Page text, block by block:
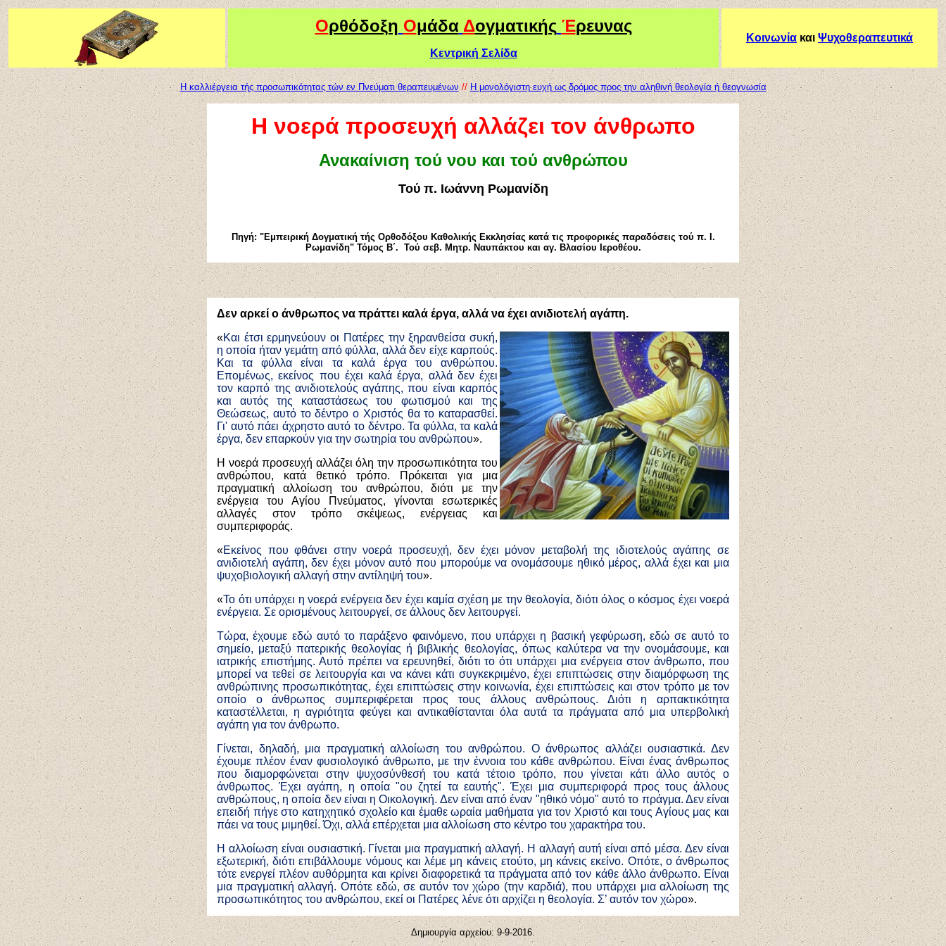
Ορθόδοξη Ομάδα Δογματικής Έρευνας
Κεντρική Σελίδα
Κοινωνία και Ψυχοθεραπευτικά
Η καλλιέργεια τής προσωπικότητας τών εν Πνεύματι θεραπευμένων // Η μονολόγιστη ευχή ως δρόμος προς την αληθινή θεολογία ή θεογνωσία
Η νοερά προσευχή αλλάζει τον άνθρωπο
Ανακαίνιση τού νου και τού ανθρώπου
Τού π. Ιωάννη Ρωμανίδη
Πηγή: "Εμπειρική Δογματική τής Ορθοδόξου Καθολικής Εκκλησίας κατά τις προφορικές παραδόσεις τού π. Ι.
Ρωμανίδη" Τόμος Β΄. Τού σεβ. Μητρ. Ναυπάκτου και αγ. Βλασίου Ιεροθέου.
Δεν αρκεί ο άνθρωπος να πράττει καλά έργα, αλλά να έχει ανιδιοτελή αγάπη.
«Και έτσι ερμηνεύουν οι Πατέρες την ξηρανθείσα συκή,
η οποία ήταν γεμάτη από φύλλα, αλλά δεν είχε καρπούς.
Και τα φύλλα είναι τα καλά έργα του ανθρώπου.
Επομένως, εκείνος που έχει καλά έργα, αλλά δεν έχει
τον καρπό της ανιδιοτελούς αγάπης, που είναι καρπός
και αυτός της καταστάσεως του φωτισμού και της
Θεώσεως, αυτό το δέντρο ο Χριστός θα το καταρασθεί.
Γι' αυτό πάει άχρηστο αυτό το δέντρο. Τα φύλλα, τα καλά
έργα, δεν επαρκούν για την σωτηρία του ανθρώπου».
Η νοερά προσευχή αλλάζει όλη την προσωπικότητα του
ανθρώπου, κατά θετικό τρόπο. Πρόκειται για μια
πραγματική αλλοίωση του ανθρώπου, διότι με την
ενέργεια του Αγίου Πνεύματος, γίνονται εσωτερικές
αλλαγές στον τρόπο σκέψεως, ενέργειας και
συμπεριφοράς.
«Εκείνος που φθάνει στην νοερά προσευχή, δεν έχει μόνον μεταβολή της ιδιοτελούς αγάπης σε
ανιδιοτελή αγάπη, δεν έχει μόνον αυτό που μπορούμε να ονομάσουμε ηθικό μέρος, αλλά έχει και μια
ψυχοβιολογική αλλαγή στην αντίληψή του».
«Το ότι υπάρχει η νοερά ενέργεια δεν έχει καμία σχέση με την θεολογία, διότι όλος ο κόσμος έχει νοερά
ενέργεια. Σε ορισμένους λειτουργεί, σε άλλους δεν λειτουργεί.
Τώρα, έχουμε εδώ αυτό το παράξενο φαινόμενο, που υπάρχει η βασική γεφύρωση, εδώ σε αυτό το
σημείο, μεταξύ πατερικής θεολογίας ή βιβλικής θεολογίας, όπως καλύτερα να την ονομάσουμε, και
ιατρικής επιστήμης. Αυτό πρέπει να ερευνηθεί, διότι το ότι υπάρχει μια ενέργεια στον άνθρωπο, που
μπορεί να τεθεί σε λειτουργία και να κάνει κάτι συγκεκριμένο, έχει επιπτώσεις στην διαμόρφωση της
ανθρώπινης προσωπικότητας, έχει επιπτώσεις στην κοινωνία, έχει επιπτώσεις και στον τρόπο με τον
οποίο ο άνθρωπος συμπεριφέρεται προς τους άλλους ανθρώπους. Διότι η αρπακτικότητα
καταστέλλεται, η αγριότητα φεύγει και αντικαθίστανται όλα αυτά τα πράγματα από μια υπερβολική
αγάπη για τον άνθρωπο.
Γίνεται, δηλαδή, μια πραγματική αλλοίωση του ανθρώπου. Ο άνθρωπος αλλάζει ουσιαστικά. Δεν
έχουμε πλέον έναν φυσιολογικό άνθρωπο, με την έννοια του κάθε ανθρώπου. Είναι ένας άνθρωπος
που διαμορφώνεται στην ψυχοσύνθεσή του κατά τέτοιο τρόπο, που γίνεται κάτι άλλο αυτός ο
άνθρωπος. Έχει αγάπη, η οποία "ου ζητεί τα εαυτής". Έχει μια συμπεριφορά προς τους άλλους
ανθρώπους, η οποία δεν είναι η Οικολογική. Δεν είναι από έναν "ηθικό νόμο" αυτό το πράγμα. Δεν είναι
επειδή πήγε στο κατηχητικό σχολείο και έμαθε ωραία μαθήματα για τον Χριστό και τους Αγίους μας και
πάει να τους μιμηθεί. Όχι, αλλά επέρχεται μια αλλοίωση στο κέντρο του χαρακτήρα του.
Η αλλοίωση είναι ουσιαστική. Γίνεται μια πραγματική αλλαγή. Η αλλαγή αυτή είναι από μέσα. Δεν είναι
εξωτερική, διότι επιβάλλουμε νόμους και λέμε μη κάνεις ετούτο, μη κάνεις εκείνο. Οπότε, ο άνθρωπος
τότε ενεργεί πλέον αυθόρμητα και κρίνει διαφορετικά τα πράγματα από τον κάθε άλλο άνθρωπο. Είναι
μια πραγματική αλλαγή. Οπότε εδώ, σε αυτόν τον χώρο (την καρδιά), που υπάρχει μια αλλοίωση της
προσωπικότητος του ανθρώπου, εκεί οι Πατέρες λένε ότι αρχίζει η θεολογία. Σ’ αυτόν τον χώρο».
Δημιουργία αρχείου: 9-9-2016.